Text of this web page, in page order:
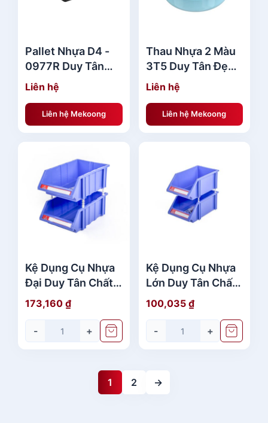
Pallet Nhựa D4 -
0977R Duy Tân
Giá Rẻ
Liên hệ
Liên hệ Mekoong
Thau Nhựa 2 Màu
3T5 Duy Tân Đẹp
Giá Rẻ
Liên hệ
Liên hệ Mekoong
Kệ Dụng Cụ Nhựa
Đại Duy Tân Chất
Lượng
173,160 ₫
- +
Kệ Dụng Cụ Nhựa
Lớn Duy Tân Chất
Lượng
100,035 ₫
- +
1 2 →